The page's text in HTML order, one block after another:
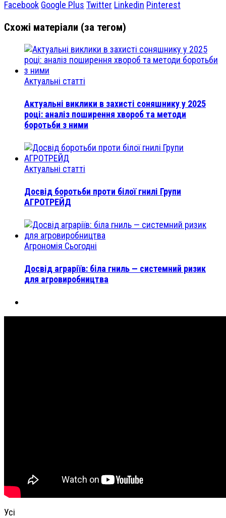
Facebook Google Plus Twitter Linkedin Pinterest
Схожі матеріали (за тегом)
Актуальні статті
Актуальні виклики в захисті соняшнику у 2025
році: аналіз поширення хвороб та методи
боротьби з ними
Актуальні статті
Досвід боротьби проти білої гнилі Групи
АГРОТРЕЙД
Агрономія Сьогодні
Досвід аграріїв: біла гниль — системний ризик
для агровиробництва
Усі